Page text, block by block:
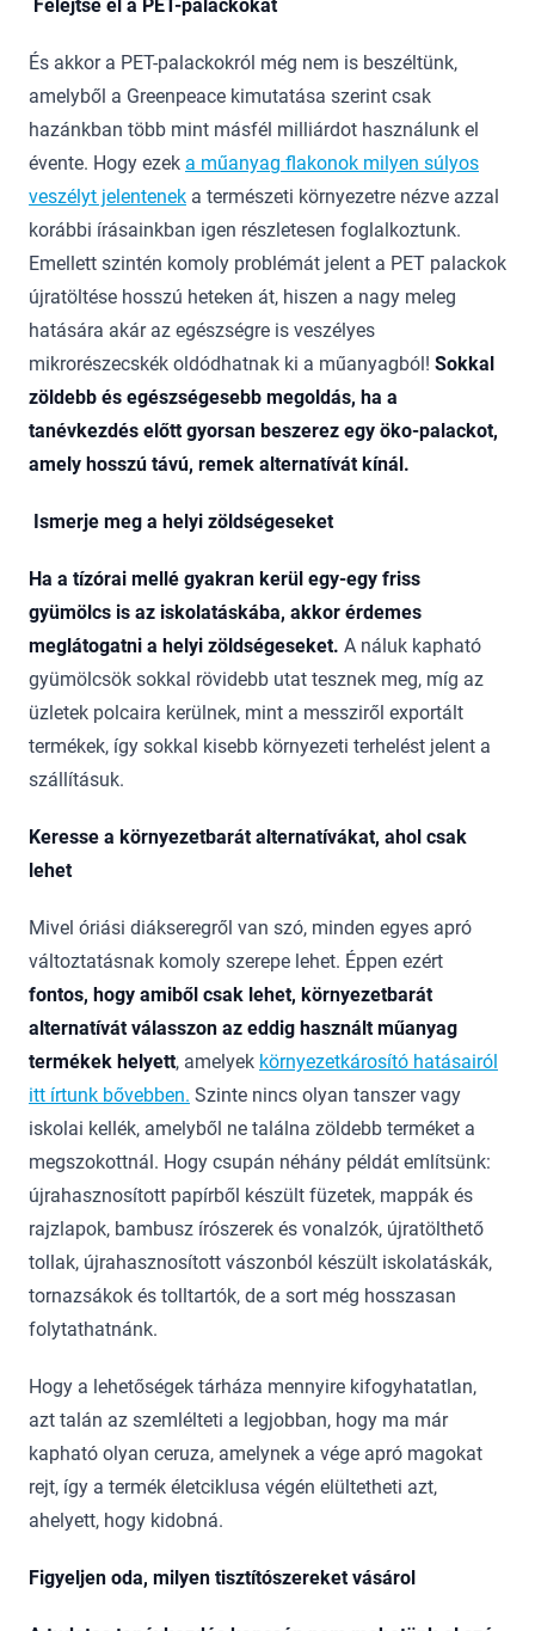
Felejtse el a PET-palackokat
És akkor a PET-palackokról még nem is beszéltünk,
amelyből a Greenpeace kimutatása szerint csak
hazánkban több mint másfél milliárdot használunk el
évente. Hogy ezek a műanyag flakonok milyen súlyos
veszélyt jelentenek a természeti környezetre nézve azzal
korábbi írásainkban igen részletesen foglalkoztunk.
Emellett szintén komoly problémát jelent a PET palackok
újratöltése hosszú heteken át, hiszen a nagy meleg
hatására akár az egészségre is veszélyes
mikrorészecskék oldódhatnak ki a műanyagból! Sokkal
zöldebb és egészségesebb megoldás, ha a
tanévkezdés előtt gyorsan beszerez egy öko-palackot,
amely hosszú távú, remek alternatívát kínál.
Ismerje meg a helyi zöldségeseket
Ha a tízórai mellé gyakran kerül egy-egy friss
gyümölcs is az iskolatáskába, akkor érdemes
meglátogatni a helyi zöldségeseket. A náluk kapható
gyümölcsök sokkal rövidebb utat tesznek meg, míg az
üzletek polcaira kerülnek, mint a messziről exportált
termékek, így sokkal kisebb környezeti terhelést jelent a
szállításuk.
Keresse a környezetbarát alternatívákat, ahol csak
lehet
Mivel óriási diákseregről van szó, minden egyes apró
változtatásnak komoly szerepe lehet. Éppen ezért
fontos, hogy amiből csak lehet, környezetbarát
alternatívát válasszon az eddig használt műanyag
termékek helyett, amelyek környezetkárosító hatásairól
itt írtunk bővebben. Szinte nincs olyan tanszer vagy
iskolai kellék, amelyből ne találna zöldebb terméket a
megszokottnál. Hogy csupán néhány példát említsünk:
újrahasznosított papírből készült füzetek, mappák és
rajzlapok, bambusz írószerek és vonalzók, újratölthető
tollak, újrahasznosított vászonból készült iskolatáskák,
tornazsákok és tolltartók, de a sort még hosszasan
folytathatnánk.
Hogy a lehetőségek tárháza mennyire kifogyhatatlan,
azt talán az szemlélteti a legjobban, hogy ma már
kapható olyan ceruza, amelynek a vége apró magokat
rejt, így a termék életciklusa végén elültetheti azt,
ahelyett, hogy kidobná.
Figyeljen oda, milyen tisztítószereket vásárol